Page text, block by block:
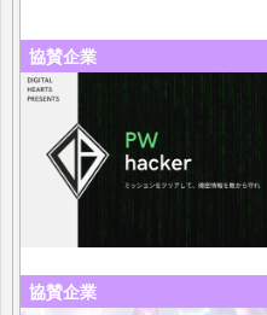
協賛企業
協賛企業